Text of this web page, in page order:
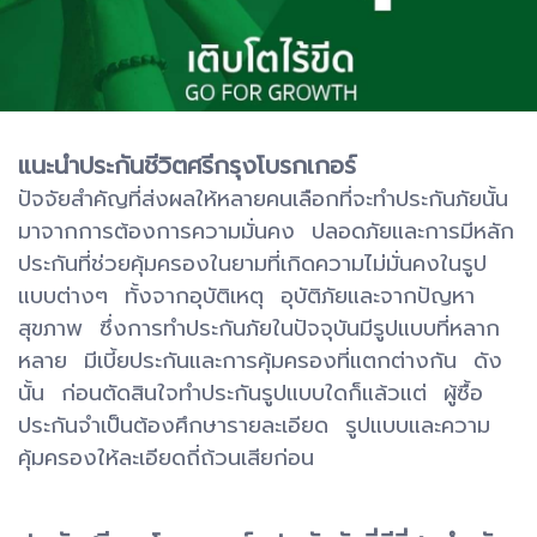
แนะนำประกันชีวิตศรีกรุงโบรกเกอร์
ปัจจัยสำคัญที่ส่งผลให้หลายคนเลือกที่จะทำประกันภัยนั้น
มาจากการต้องการความมั่นคง ปลอดภัยและการมีหลัก
ประกันที่ช่วยคุ้มครองในยามที่เกิดความไม่มั่นคงในรูป
แบบต่างๆ ทั้งจากอุบัติเหตุ อุบัติภัยและจากปัญหา
สุขภาพ ซึ่งการทำประกันภัยในปัจจุบันมีรูปแบบที่หลาก
หลาย มีเบี้ยประกันและการคุ้มครองที่แตกต่างกัน ดัง
นั้น ก่อนตัดสินใจทำประกันรูปแบบใดก็แล้วแต่ ผู้ซื้อ
ประกันจำเป็นต้องศึกษารายละเอียด รูปแบบและความ
คุ้มครองให้ละเอียดถี่ถ้วนเสียก่อน